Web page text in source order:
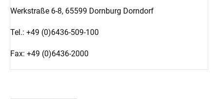
Werkstraße 6-8, 65599 Dornburg Dorndorf
Tel.: +49 (0)6436-509-100
Fax: +49 (0)6436-2000